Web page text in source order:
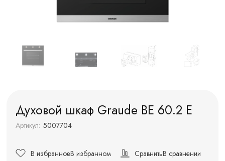
Духовой шкаф Graude BE 60.2 E
Артикул: 5007704
В избранноеВ избранном СравнитьВ сравнении